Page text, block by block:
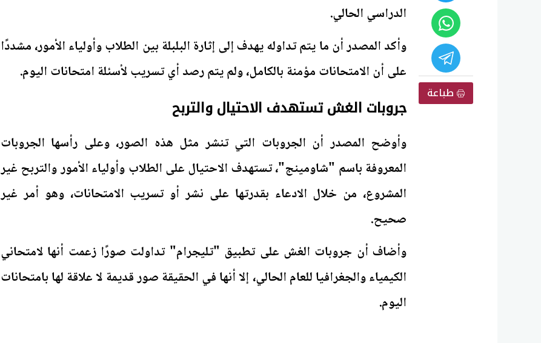
طباعة
الدراسي الحالي.
وأكد المصدر أن ما يتم تداوله يهدف إلى إثارة البلبلة بين الطلاب وأولياء الأمور، مشددًا
على أن الامتحانات مؤمنة بالكامل، ولم يتم رصد أي تسريب لأسئلة امتحانات اليوم.
جروبات الغش تستهدف الاحتيال والتربح
وأوضح المصدر أن الجروبات التي تنشر مثل هذه الصور، وعلى رأسها الجروبات
المعروفة باسم "شاومينج"، تستهدف الاحتيال على الطلاب وأولياء الأمور والتربح غير
المشروع، من خلال الادعاء بقدرتها على نشر أو تسريب الامتحانات، وهو أمر غير
صحيح.
وأضاف أن جروبات الغش على تطبيق "تليجرام" تداولت صورًا زعمت أنها لامتحاني
الكيمياء والجغرافيا للعام الحالي، إلا أنها في الحقيقة صور قديمة لا علاقة لها بامتحانات
اليوم.